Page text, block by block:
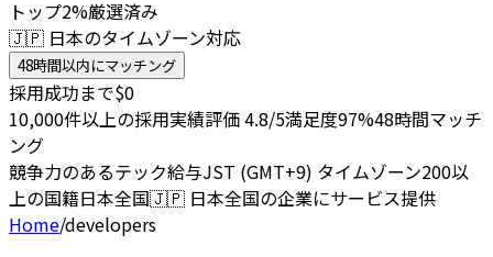
トップ2%厳選済み
🇯🇵 日本のタイムゾーン対応
48時間以内にマッチング
採用成功まで$0
10,000件以上の採用実績評価 4.8/5満足度97%48時間マッチ
ング
競争力のあるテック給与JST (GMT+9) タイムゾーン200以
上の国籍日本全国🇯🇵 日本全国の企業にサービス提供
Home/developers